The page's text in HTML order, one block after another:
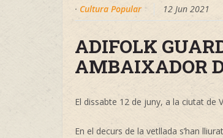
· Cultura Popular 12 Jun 2021
ADIFOLK
AMBAIXADOR
El dissabte 12 de juny, a la ciutat de
En el decurs de la vetllada s’han